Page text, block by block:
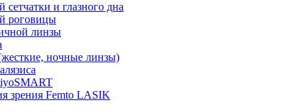
сетчатки и глазного дна
роговицы
линзы
ночные линзы)
зрения Femto LASIK